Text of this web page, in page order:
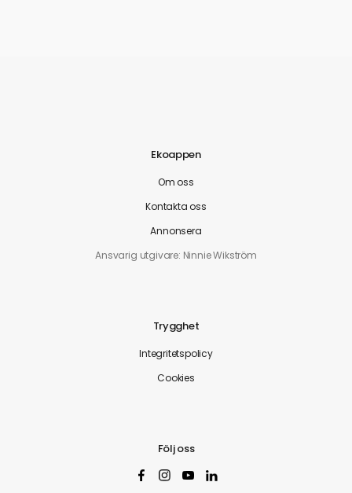
Ekoappen
Om oss
Kontakta oss
Annonsera
Ansvarig utgivare: Ninnie Wikström
Trygghet
Integritetspolicy
Cookies
Följ oss